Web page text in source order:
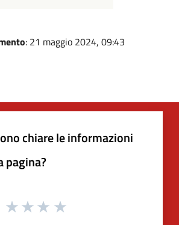
: 21 maggio 2024, 09:43
chiare le informazioni
pagina?